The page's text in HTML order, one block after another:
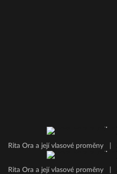
Rita Ora a její vlasové proměny
Rita Ora a její vlasové proměny